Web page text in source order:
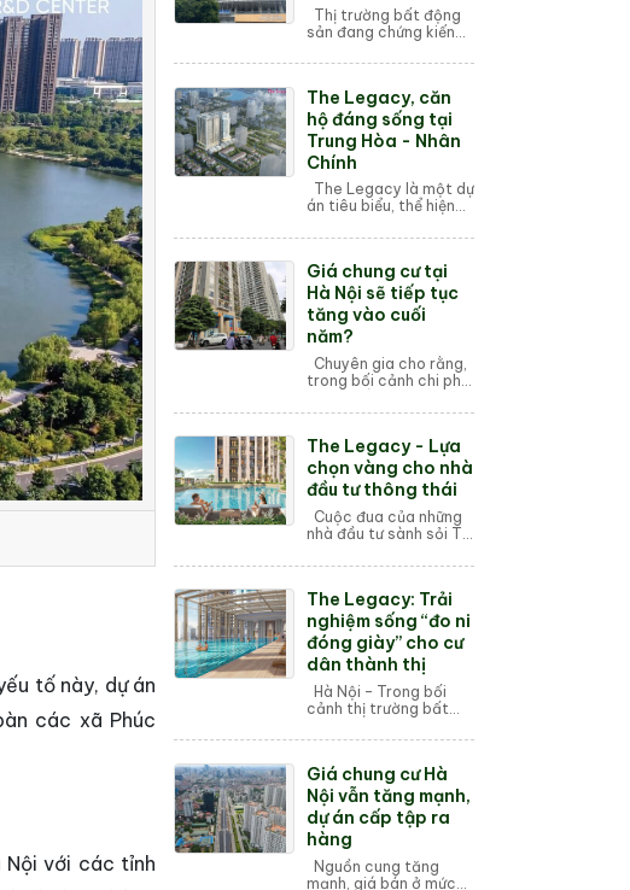
tố này, dự án
các xã Phúc
với các tỉnh
Thị trường bất động
sản đang chứng kiến
loạt dự án mở bán
đây đều có giá từ 100 -
300 triệu đồn...
The Legacy, căn
hộ đáng sống tại
Trung Hòa - Nhân
Chính
The Legacy là một dự
án tiêu biểu, thể hiện
của những chủ nhân
chất lượng đẳng cấp
tại Trung Hoà ...
Giá chung cư tại
Hà Nội sẽ tiếp tục
tăng vào cuối
năm?
Chuyên gia cho rằng,
trong bối cảnh chi phí
tăng, có thể sẽ làm giá
cao hơn, nhưng không
“sốt ...
The Legacy - Lựa
chọn vàng cho nhà
đầu tư thông thái
Cuộc đua của những
nhà đầu tư sành sỏi Thị
Hà Nội luôn sôi động,
căn hộ cao cấp tại khu
vực trun...
The Legacy: Trải
nghiệm sống “đo ni
đóng giày” cho cư
dân thành thị
Hà Nội – Trong bối
cảnh thị trường bất
hòa với các dự án "tiện
Legacy Lê Văn Thiêm
nổi...
Giá chung cư Hà
Nội vẫn tăng mạnh,
dự án cấp tập ra
hàng
Nguồn cung tăng
mạnh, giá bán ở mức